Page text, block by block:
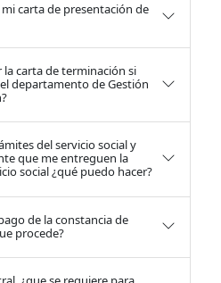
carta de presentación de
la carta de terminación si
departamento de Gestión
del servicio social y
que me entreguen la
social ¿qué puedo hacer?
de la constancia de
procede?